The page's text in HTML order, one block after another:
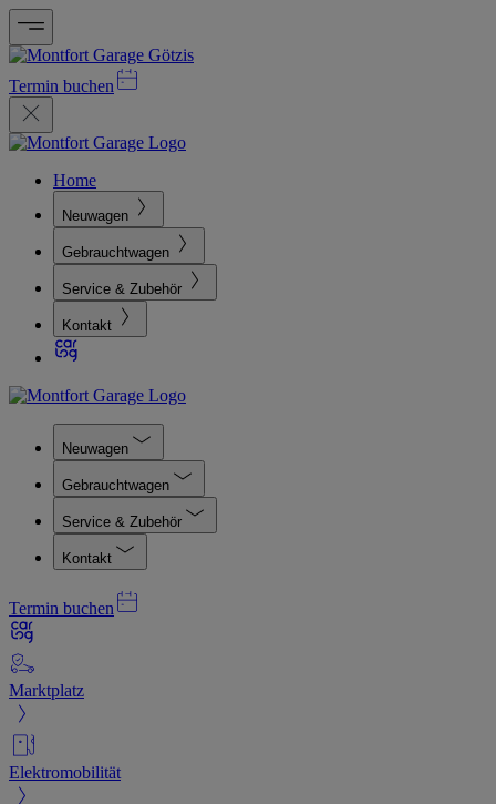
Termin buchen
Home
Neuwagen
Gebrauchtwagen
Service & Zubehör
Kontakt
Neuwagen
Gebrauchtwagen
Service & Zubehör
Kontakt
Termin buchen
Marktplatz
Elektromobilität